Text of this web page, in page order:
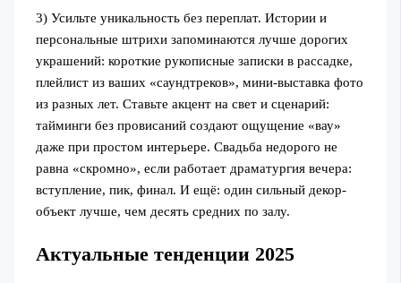
3) Усильте уникальность без переплат. Истории и
персональные штрихи запоминаются лучше дорогих
украшений: короткие рукописные записки в рассадке,
плейлист из ваших «саундтреков», мини-выставка фото
из разных лет. Ставьте акцент на свет и сценарий:
тайминги без провисаний создают ощущение «вау»
даже при простом интерьере. Свадьба недорого не
равна «скромно», если работает драматургия вечера:
вступление, пик, финал. И ещё: один сильный декор-
объект лучше, чем десять средних по залу.
Актуальные тенденции 2025